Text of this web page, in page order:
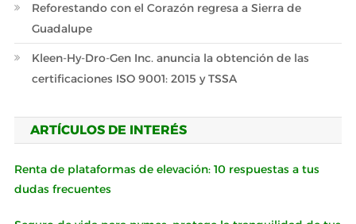
Reforestando con el Corazón regresa a Sierra de
Guadalupe
Kleen-Hy-Dro-Gen Inc. anuncia la obtención de las
certificaciones ISO 9001: 2015 y TSSA
ARTÍCULOS DE INTERÉS
Renta de plataformas de elevación: 10 respuestas a tus
dudas frecuentes